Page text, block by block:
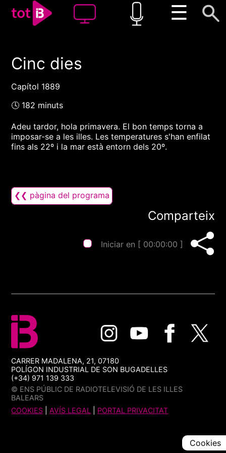
☰
00:00 00:00
Cinc dies
Capítol 1889
🕓 182 minuts
Adeu tardor, hola primavera. El bon temps torna a
imposar-se a les illes. Les temperatures s'han enfilat
fins als 22º i la mar està entorn dels 20º.
❮❮ pàgina del programa
Comparteix
Iniciar en [ 00:00:00 ]
CARRER MADALENA, 21, 07180
POLÍGON INDUSTRIAL DE SON BUGADELLES
(+34) 971 139 333
© ENS PÚBLIC DE RADIOTELEVISIÓ DE LES ILLES
BALEARS
COOKIES |AVÍS LEGAL PORTAL PRIVACITAT
Cookies